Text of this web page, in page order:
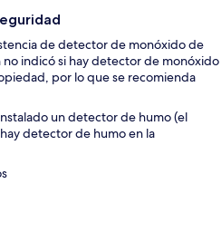
de detector de monóxido de
indicó si hay detector de monóxido
por lo que se recomienda
un detector de humo (el
detector de humo en la